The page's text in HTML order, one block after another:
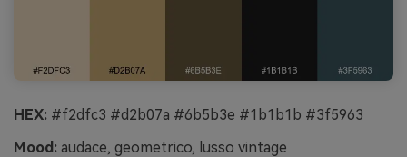
HEX: #f2dfc3 #d2b07a #6b5b3e #1b1b1b #3f5963
Mood: audace, geometrico, lusso vintage